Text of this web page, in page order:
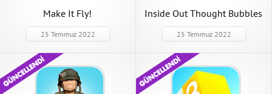
Make It Fly!
25 Temmuz 2022
Inside Out Thought Bubbles
25 Temmuz 2022